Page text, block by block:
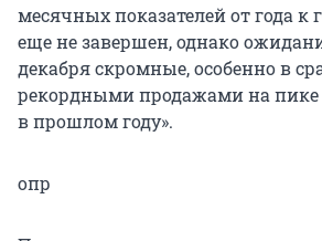
месячных показателей от года к
еще не завершен, однако
декабря скромные, особенно в
рекордными продажами на пике
в прошлом году».
опр